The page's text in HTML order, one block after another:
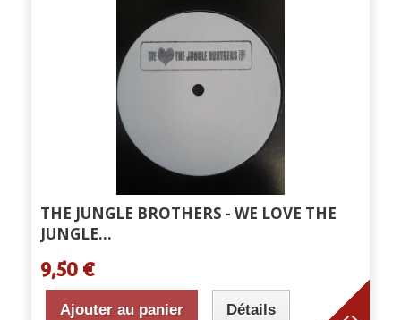
THE JUNGLE BROTHERS - WE LOVE THE
JUNGLE...
9,50 €
Ajouter au panier Détails